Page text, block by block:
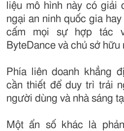
liệu mô hình này có giải
ngại an ninh quốc gia
cấm mọi sự hợp tác
ByteDance và chủ sở hữu
Phía liên doanh khẳng
cần thiết để duy trì trải
người dùng và nhà sáng
Một ẩn số khác là